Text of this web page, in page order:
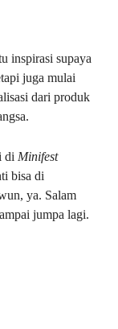
inspirasi supaya
juga mulai
dari produk
di Minifest
bisa di
ya. Salam
jumpa lagi.